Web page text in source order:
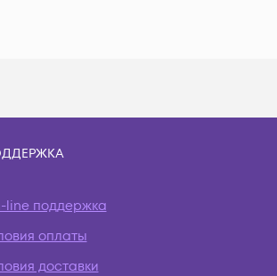
line поддержка
оплаты
доставки